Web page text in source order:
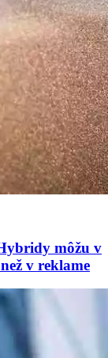
môžu v
v reklame